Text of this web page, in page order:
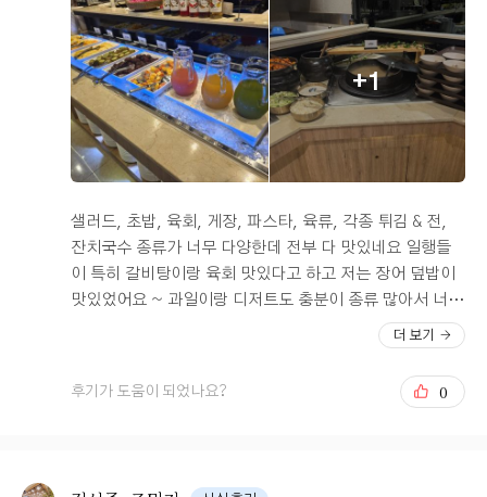
+1
샐러드, 초밥, 육회, 게장, 파스타, 육류, 각종 튀김 & 전,
잔치국수 종류가 너무 다양한데 전부 다 맛있네요 일행들
이 특히 갈비탕이랑 육회 맛있다고 하고 저는 장어 덮밥이
맛있었어요 ~ 과일이랑 디저트도 충분이 종류 많아서 너무
더 보기
후기가 도움이 되었나요? 0